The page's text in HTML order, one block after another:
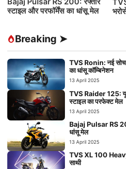
स्टाइल और परफॉर्मेंस का धांसू मेल
Breaking ➤
TVS Ronin: नई सोच
का धांसू कॉम्बिनेशन
13 April 2025
TVS Raider 125:
स्टाइल का परफेक्ट मेल
13 April 2025
Bajaj Pulsar RS
धांसू मेल
13 April 2025
TVS XL 100 Heavy
साथी